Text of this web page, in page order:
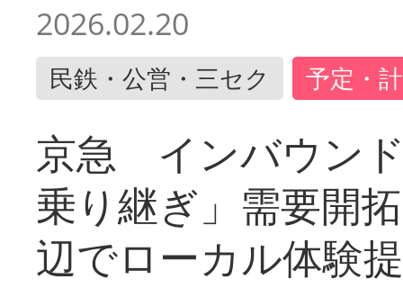
2026.02.20
民鉄・公営・三セク 予定・
京急 インバウン
乗り継ぎ」需要開
辺でローカル体験